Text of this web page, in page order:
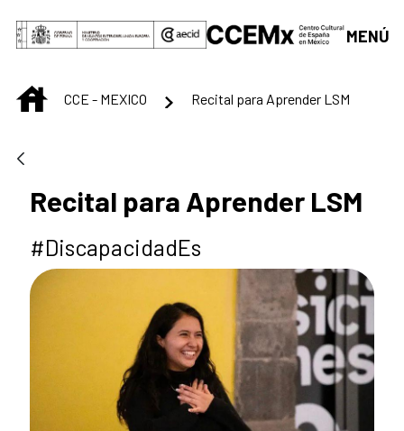
Saltar al contenido principal
MENÚ
INICIOCCE - MEXICO Recital para Aprender LSM
Recital para Aprender LSM
#DiscapacidadEs